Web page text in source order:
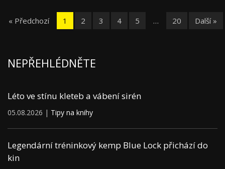
« Předchozí 1 2 3 4 5 … 20 Další »
NEPŘEHLÉDNĚTE
Léto ve stínu kleteb a vábení sirén
05.08.2026 | Tipy na knihy
Legendární tréninkový kemp Blue Lock přichází do
kin